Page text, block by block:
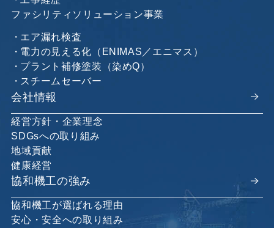
ファシリティソリューション事業
エア漏れ検査
電力の見える化（ENIMAS／エニマス）
プラント補修塗装（染めQ）
スチームセーバー
会社情報
経営方針・企業理念
SDGsへの取り組み
地域貢献
健康経営
協和機工の強み
協和機工が選ばれる理由
安心・安全への取り組み